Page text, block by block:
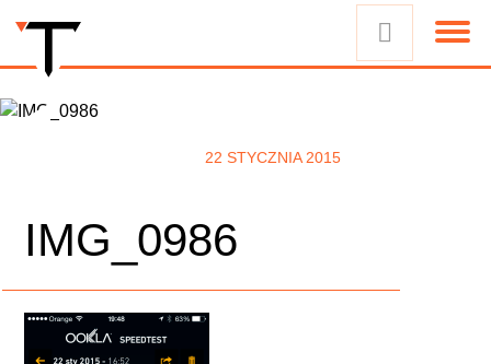
22 STYCZNIA 2015
IMG_0986